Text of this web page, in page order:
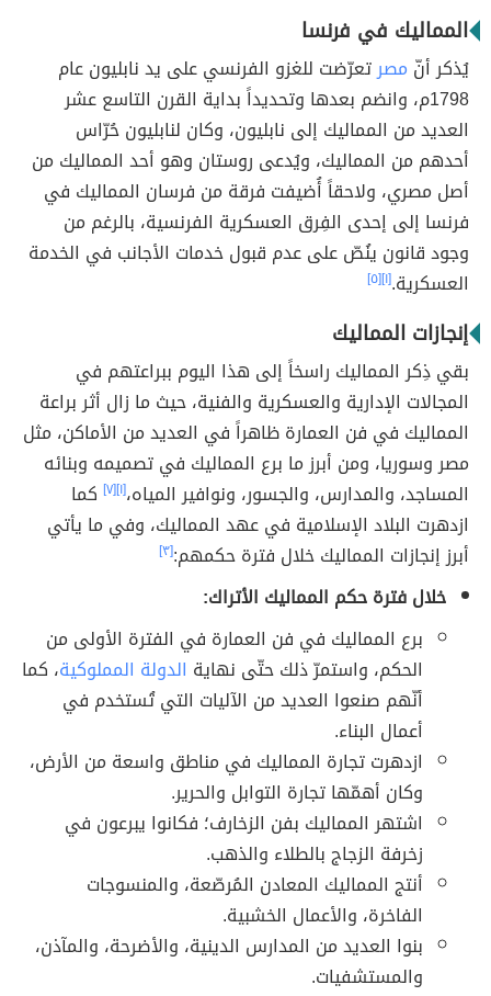
المماليك في فرنسا
يُذكر أنّ مصرتعرّضت للغزو الفرنسي على يد نابليون عام
1798م، وانضم بعدها وتحديداً بداية القرن التاسع عشر
العديد من المماليك إلى نابليون، وكان لنابليون حُرّاس
أحدهم من المماليك، ويُدعى روستان وهو أحد المماليك من
أصل مصري، ولاحقاً أُضيفت فرقة من فرسان المماليك في
فرنسا إلى إحدى الفِرق العسكرية الفرنسية، بالرغم من
وجود قانون ينُصّ على عدم قبول خدمات الأجانب في الخدمة
العسكرية.[١] [٥]
إنجازات المماليك
بقي ذِكر المماليك راسخاً إلى هذا اليوم ببراعتهم في
المجالات الإدارية والعسكرية والفنية، حيث ما زال أثر براعة
المماليك في فن العمارة ظاهراً في العديد من الأماكن، مثل
مصر وسوريا، ومن أبرز ما برع المماليك في تصميمه وبنائه
المساجد، والمدارس، والجسور، ونوافير المياه،[١] [٧]
كما
ازدهرت البلاد الإسلامية في عهد المماليك، وفي ما يأتي
أبرز إنجازات المماليك خلال فترة حكمهم:[٣]
خلال فترة حكم المماليك الأتراك:
برع المماليك في فن العمارة في الفترة الأولى من
الحكم، واستمرّ ذلك حتّى نهاية الدولة المملوكية، كما
أنّهم صنعوا العديد من الآليات التي تُستخدم في
أعمال البناء.
ازدهرت تجارة المماليك في مناطق واسعة من الأرض،
وكان أهمّها تجارة التوابل والحرير.
اشتهر المماليك بفن الزخارف؛ فكانوا يبرعون في
زخرفة الزجاج بالطلاء والذهب.
أنتج المماليك المعادن المُرصّعة، والمنسوجات
الفاخرة، والأعمال الخشبية.
بنوا العديد من المدارس الدينية، والأضرحة، والمآذن،
والمستشفيات.